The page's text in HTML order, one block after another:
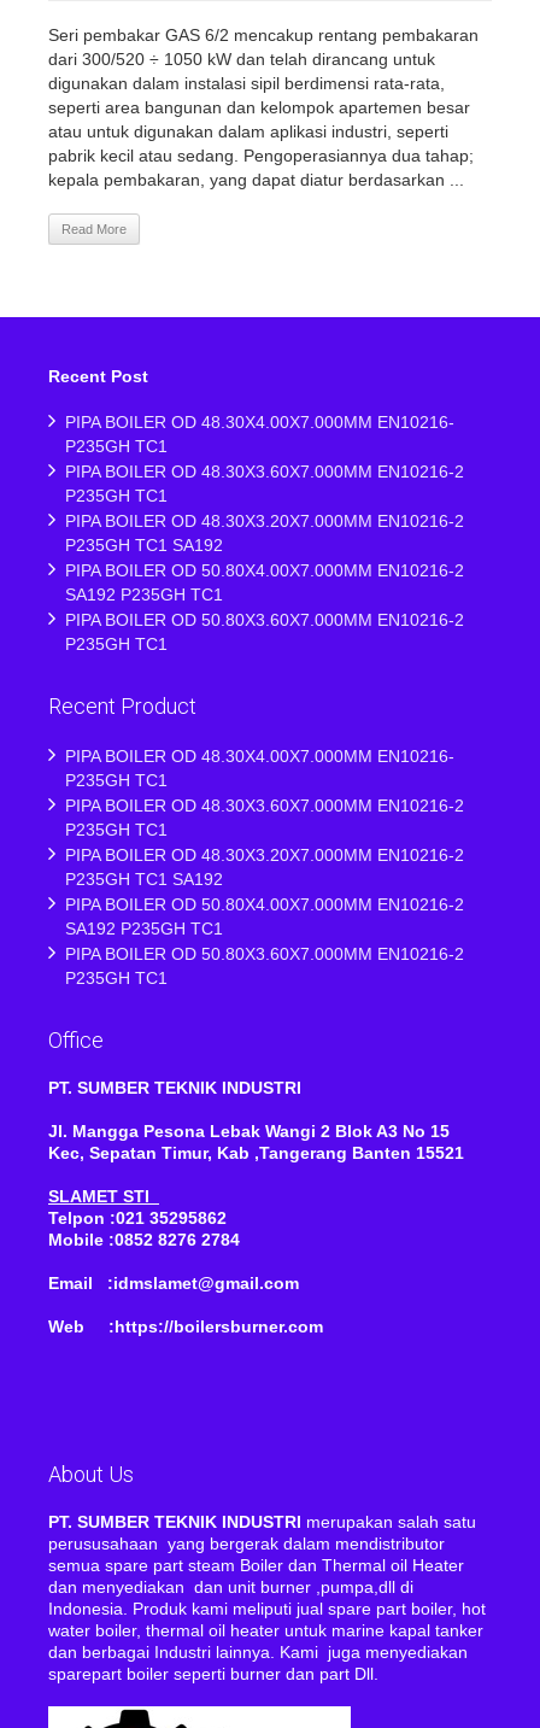
Seri pembakar GAS 6/2 mencakup rentang pembakaran
dari 300/520 ÷ 1050 kW dan telah dirancang untuk
digunakan dalam instalasi sipil berdimensi rata-rata,
seperti area bangunan dan kelompok apartemen besar
atau untuk digunakan dalam aplikasi industri, seperti
pabrik kecil atau sedang. Pengoperasiannya dua tahap;
kepala pembakaran, yang dapat diatur berdasarkan ...
Read More
Recent Post
PIPA BOILER OD 48.30X4.00X7.000MM EN10216-
P235GH TC1
PIPA BOILER OD 48.30X3.60X7.000MM EN10216-2
P235GH TC1
PIPA BOILER OD 48.30X3.20X7.000MM EN10216-2
P235GH TC1 SA192
PIPA BOILER OD 50.80X4.00X7.000MM EN10216-2
SA192 P235GH TC1
PIPA BOILER OD 50.80X3.60X7.000MM EN10216-2
P235GH TC1
Recent Product
PIPA BOILER OD 48.30X4.00X7.000MM EN10216-
P235GH TC1
PIPA BOILER OD 48.30X3.60X7.000MM EN10216-2
P235GH TC1
PIPA BOILER OD 48.30X3.20X7.000MM EN10216-2
P235GH TC1 SA192
PIPA BOILER OD 50.80X4.00X7.000MM EN10216-2
SA192 P235GH TC1
PIPA BOILER OD 50.80X3.60X7.000MM EN10216-2
P235GH TC1
Office
PT. SUMBER TEKNIK INDUSTRI
Jl. Mangga Pesona Lebak Wangi 2 Blok A3 No 15
Kec, Sepatan Timur, Kab ,Tangerang Banten 15521
SLAMET STI
Telpon :021 35295862
Mobile :0852 8276 2784
Email :idmslamet@gmail.com
Web :https://boilersburner.com
About Us
PT. SUMBER TEKNIK INDUSTRI merupakan salah satu
perususahaan yang bergerak dalam mendistributor
semua spare part steam Boiler dan Thermal oil Heater
dan menyediakan dan unit burner ,pumpa,dll di
Indonesia. Produk kami meliputi jual spare part boiler, hot
water boiler, thermal oil heater untuk marine kapal tanker
dan berbagai Industri lainnya. Kami juga menyediakan
sparepart boiler seperti burner dan part Dll.